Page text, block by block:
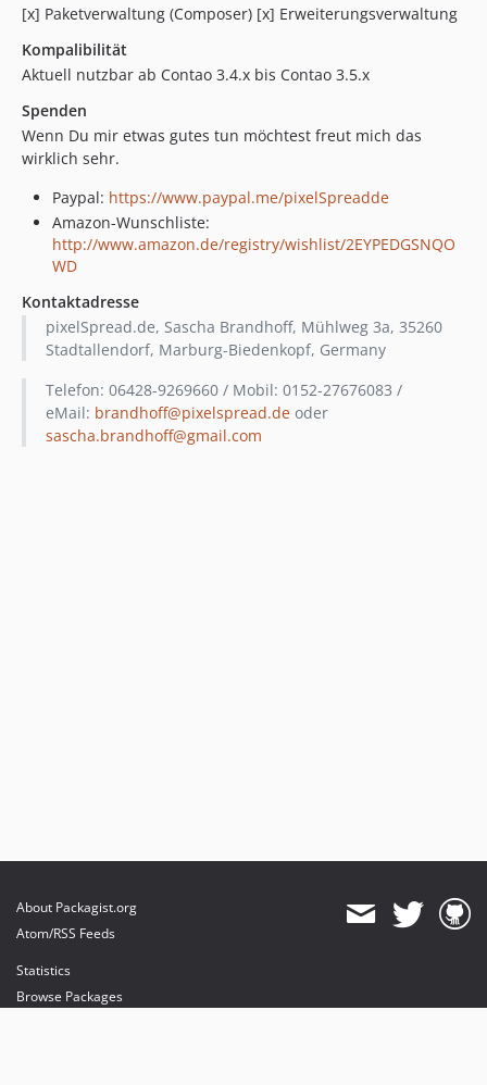
[x] Paketverwaltung (Composer) [x] Erweiterungsverwaltung
Kompalibilität
Aktuell nutzbar ab Contao 3.4.x bis Contao 3.5.x
Spenden
Wenn Du mir etwas gutes tun möchtest freut mich das
wirklich sehr.
Paypal: https://www.paypal.me/pixelSpreadde
Amazon-Wunschliste:
http://www.amazon.de/registry/wishlist/2EYPEDGSNQO
WD
Kontaktadresse
pixelSpread.de, Sascha Brandhoff, Mühlweg 3a, 35260
Stadtallendorf, Marburg-Biedenkopf, Germany
Telefon: 06428-9269660 / Mobil: 0152-27676083 /
eMail: brandhoff@pixelspread.deoder
sascha.brandhoff@gmail.com
About Packagist.org
Atom/RSS Feeds
Statistics
Browse Packages